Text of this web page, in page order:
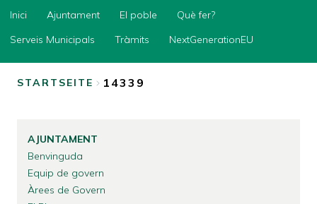
Inici
Ajuntament
El
Serveis
Municipals
Tràmits
NextGenerationEU
Inici Ajuntament El poble
Què fer?
Serveis Municipals
Tràmits NextGenerationEU
STARTSEITE 14339
AJUNTAMENT
Benvinguda
Equip de govern
Àrees de Govern